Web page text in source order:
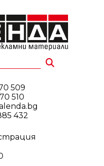
509
510
432